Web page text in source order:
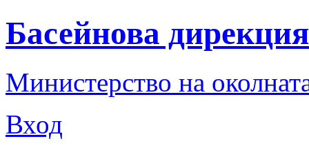
Басейнова
Министерство на
Вход